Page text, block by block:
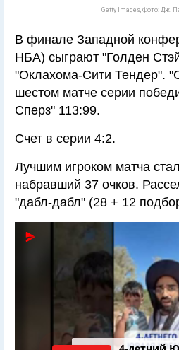
Getty Images, Фото: Дж.
В финале Западной
НБА) сыграют "Голден
"Оклахома-Сити Тендер".
шестом матче серии
Сперз" 113:99.
Счет в серии 4:2.
Лучшим игроком матча
набравший 37 очков.
"дабл-дабл" (28 + 12